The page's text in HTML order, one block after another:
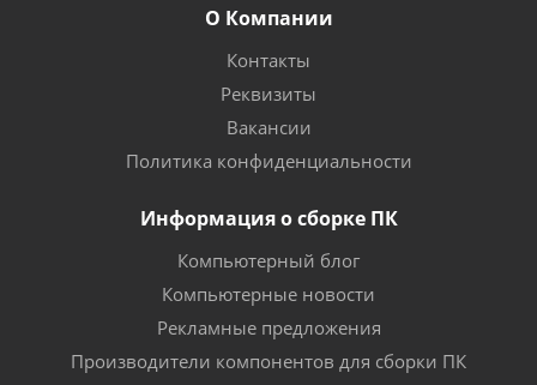
О Компании
Контакты
Реквизиты
Вакансии
Политика конфиденциальности
Информация о сборке ПК
Компьютерный блог
Компьютерные новости
Рекламные предложения
Производители компонентов для сборки ПК